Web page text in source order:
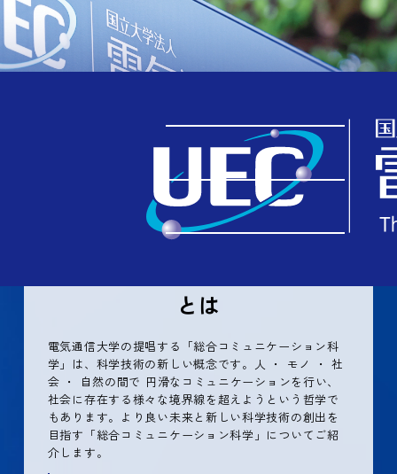
総合コミュニケーション科学とは
とは
電気通信大学の提唱する「総合コミュニケーション科
学」は、科学技術の新しい概念です。人 ・ モノ ・ 社
会 ・ 自然の間で 円滑なコミュニケーションを行い、
社会に存在する様々な境界線を超えようという哲学で
もあります。より良い未来と新しい科学技術の創出を
目指す「総合コミュニケーション科学」についてご紹
介します。